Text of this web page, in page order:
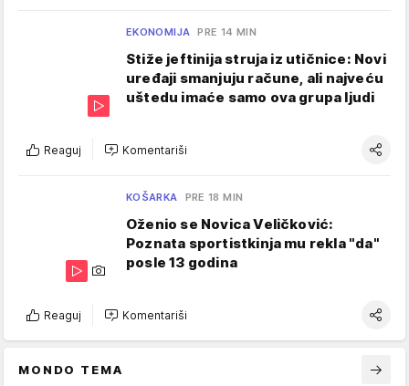
EKONOMIJA PRE 14 MIN
Stiže jeftinija struja iz utičnice: Novi
uređaji smanjuju račune, ali najveću
uštedu imaće samo ova grupa ljudi
Reaguj Komentariši
KOŠARKA PRE 18 MIN
Oženio se Novica Veličković:
Poznata sportistkinja mu rekla "da"
posle 13 godina
Reaguj Komentariši
MONDO TEMA